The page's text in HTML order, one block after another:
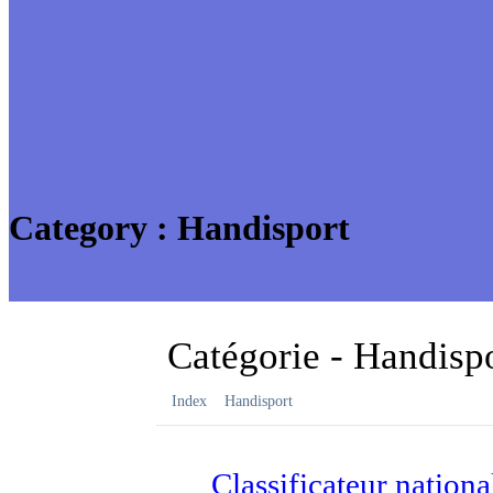
Category : Handisport
Catégorie -
Index Handisport
Classificateur